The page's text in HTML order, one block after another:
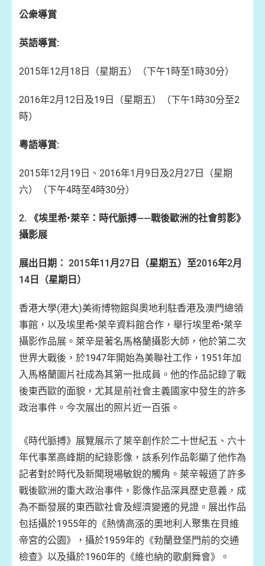
公衆導賞
英語導賞:
2015年12月18日（星期五）（下午1時至1時30分）
2016年2月12日及19日（星期五）（下午1時30分至2
時）
粵語導賞:
2015年12月19日、2016年1月9日及2月27日（星期
六）（下午4時至4時30分）
2. 《埃里希•萊辛：時代脈搏——戰後歐洲的社會剪影》
攝影展
展出日期： 2015年11 月 27 日（星期五）至2016年2月
14 日（星期日）
香港大學(港大)美術博物館與奧地利駐香港及澳門總領
事館，以及埃里希•萊辛資料館合作，舉行埃里希•萊辛
攝影作品展。萊辛是著名馬格蘭攝影大師，他於第二次
世界大戰後，於1947年開始為美聯社工作，1951年加
入馬格蘭圖片社成為其第一批成員。他的作品記錄了戰
後東西歐的面貌，尤其是前社會主義國家中發生的許多
政治事件。今次展出的照片近一百張。
《時代脈搏》展覽展示了萊辛創作於二十世紀五、六十
年代事業高峰期的紀錄影像，該系列作品彰顯了他作為
記者對於時代及新聞現場敏銳的觸角。萊辛報道了許多
戰後歐洲的重大政治事件，影像作品深具歷史意義，成
為不斷發展的東西歐社會及經濟變遷的見證。展出作品
包括攝於1955年的《熱情高漲的奧地利人聚集在貝維
帝宮的公園》，攝於1959年的《勃蘭登堡門前的交通
檢查》以及攝於1960年的《維也納的歌劇舞會》。